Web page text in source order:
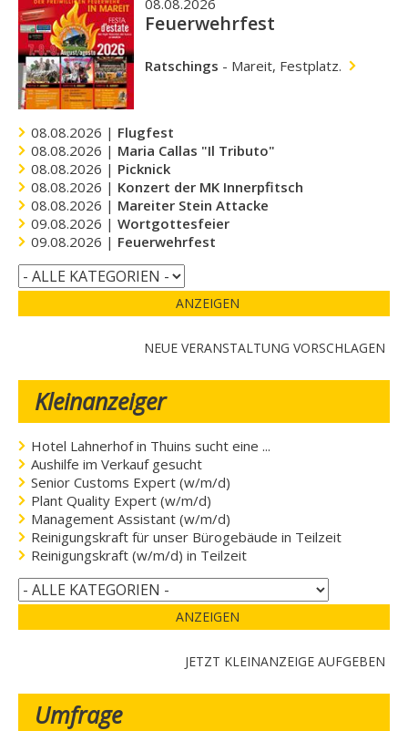
08.08.2026
Feuerwehrfest
Ratschings - Mareit, Festplatz.
08.08.2026 | Flugfest
08.08.2026 | Maria Callas "Il Tributo"
08.08.2026 | Picknick
08.08.2026 | Konzert der MK Innerpfitsch
08.08.2026 | Mareiter Stein Attacke
09.08.2026 | Wortgottesfeier
09.08.2026 | Feuerwehrfest
ANZEIGEN
NEUE VERANSTALTUNG VORSCHLAGEN
Kleinanzeiger
Hotel Lahnerhof in Thuins sucht eine ...
Aushilfe im Verkauf gesucht
Senior Customs Expert (w/m/d)
Plant Quality Expert (w/m/d)
Management Assistant (w/m/d)
Reinigungskraft für unser Bürogebäude in Teilzeit
Reinigungskraft (w/m/d) in Teilzeit
ANZEIGEN
JETZT KLEINANZEIGE AUFGEBEN
Umfrage